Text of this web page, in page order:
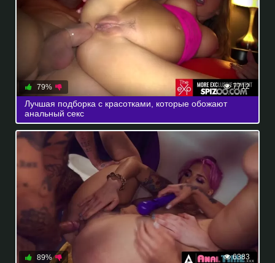
7712
79%
Лучшая подборка с красотками, которые обожают
анальный секс
6383
89%